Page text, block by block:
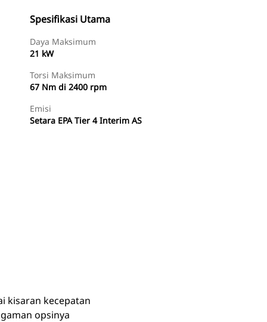
Spesifikasi Utama
Daya Maksimum
21 kW
Torsi Maksimum
67 Nm di 2400 rpm
Emisi
Setara EPA Tier 4 Interim AS
kisaran kecepatan
opsinya